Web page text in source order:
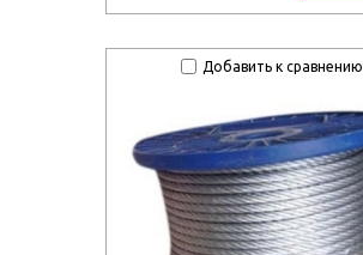
Добавить к сравнению